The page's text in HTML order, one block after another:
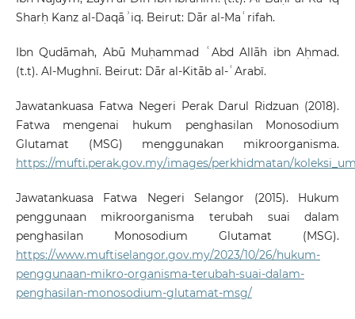
Sharḥ Kanz al-Daqāʾiq. Beirut: Dār al-Maʿrifah.
Ibn Qudāmah, Abū Muḥammad ʿAbd Allāh ibn Aḥmad.
(t.t). Al-Mughnī. Beirut: Dār al-Kitāb al-ʿArabī.
Jawatankuasa Fatwa Negeri Perak Darul Ridzuan (2018).
Fatwa mengenai hukum penghasilan Monosodium
Glutamat (MSG) menggunakan mikroorganisma.
https://mufti.perak.gov.my/images/perkhidmatan/
Jawatankuasa Fatwa Negeri Selangor (2015). Hukum
penggunaan mikroorganisma terubah suai dalam
penghasilan Monosodium Glutamat (MSG).
https://www.muftiselangor.gov.my/2023/10/26/hukum-
penggunaan-mikro-organisma-terubah-suai-dalam-
penghasilan-monosodium-glutamat-msg/